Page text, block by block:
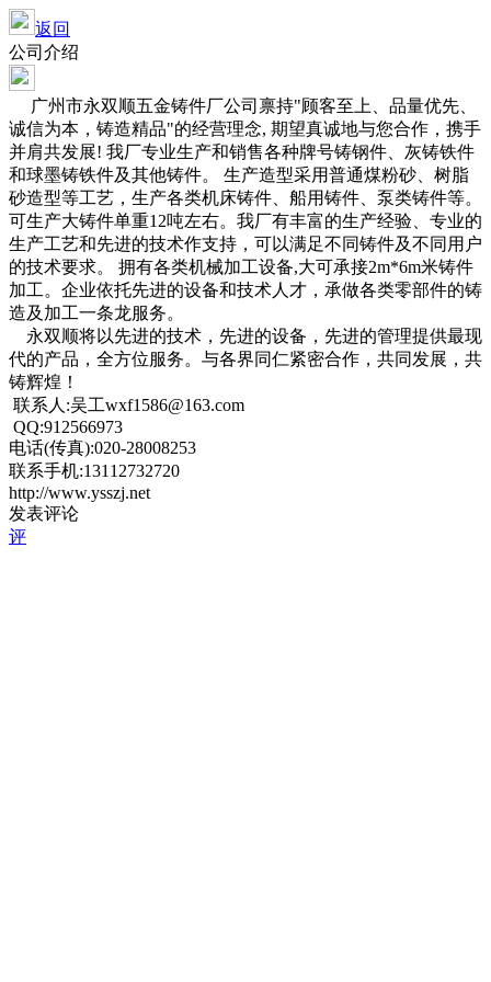
返回
公司介绍
广州市永双顺五金铸件厂公司禀持"顾客至上、品量优先、
诚信为本，铸造精品"的经营理念, 期望真诚地与您合作，携手
并肩共发展! 我厂专业生产和销售各种牌号铸钢件、灰铸铁件
和球墨铸铁件及其他铸件。 生产造型采用普通煤粉砂、树脂
砂造型等工艺，生产各类机床铸件、船用铸件、泵类铸件等。
可生产大铸件单重12吨左右。我厂有丰富的生产经验、专业的
生产工艺和先进的技术作支持，可以满足不同铸件及不同用户
的技术要求。 拥有各类机械加工设备,大可承接2m*6m米铸件
加工。企业依托先进的设备和技术人才，承做各类零部件的铸
造及加工一条龙服务。
永双顺将以先进的技术，先进的设备，先进的管理提供最现
代的产品，全方位服务。与各界同仁紧密合作，共同发展，共
铸辉煌！
联系人:吴工wxf1586@163.com
QQ:912566973
电话(传真):020-28008253
联系手机:13112732720
http://www.ysszj.net
发表评论
评